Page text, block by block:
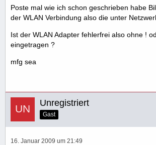
Poste mal wie ich schon geschrieben habe
der WLAN Verbindung also die unter
Ist der WLAN Adapter fehlerfrei also ohne !
eingetragen ?
mfg sea
Unregistriert
Gast
16. Januar 2009 um 21:49